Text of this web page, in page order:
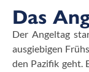
Das
Der Angeltag
ausgiebigen
den Pazifik geht.